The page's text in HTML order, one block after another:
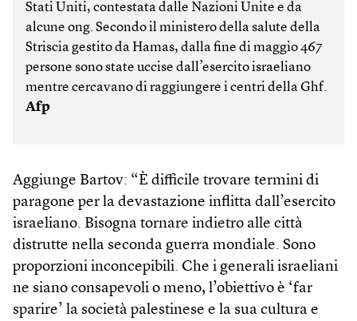
Stati Uniti, contestata dalle Nazioni Unite e da
alcune ong. Secondo il ministero della salute della
Striscia gestito da Hamas, dalla fine di maggio 467
persone sono state uccise dall’esercito israeliano
mentre cercavano di raggiungere i centri della Ghf.
Afp
Aggiunge Bartov: “È difficile trovare termini di
paragone per la devastazione inflitta dall’esercito
israeliano. Bisogna tornare indietro alle città
distrutte nella seconda guerra mondiale. Sono
proporzioni inconcepibili. Che i generali israeliani
ne siano consapevoli o meno, l’obiettivo è ‘far
sparire’ la società palestinese e la sua cultura e